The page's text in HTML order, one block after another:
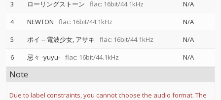
3
ローリングストーン flac: 16bit/44.1kHz
N/A
4
NEWTON flac: 16bit/44.1kHz
N/A
5
ポイ -- 電波少女 アサキ flac: 16bit/44.1kHz
N/A
6
忌々 -yuyu- flac: 16bit/44.1kHz N/A
Note
Due to label constraints, you cannot choose the audio format. The